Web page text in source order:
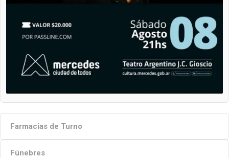
Farmacias de Turno
Fúnebres